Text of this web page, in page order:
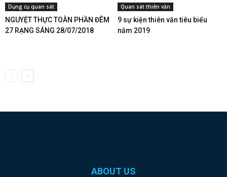
Dụng cụ quan sát
NGUYỆT THỰC TOÀN PHẦN ĐÊM
27 RẠNG SÁNG 28/07/2018
Quan sát thiên văn
9 sự kiện thiên văn tiêu biểu
năm 2019
ABOUT US